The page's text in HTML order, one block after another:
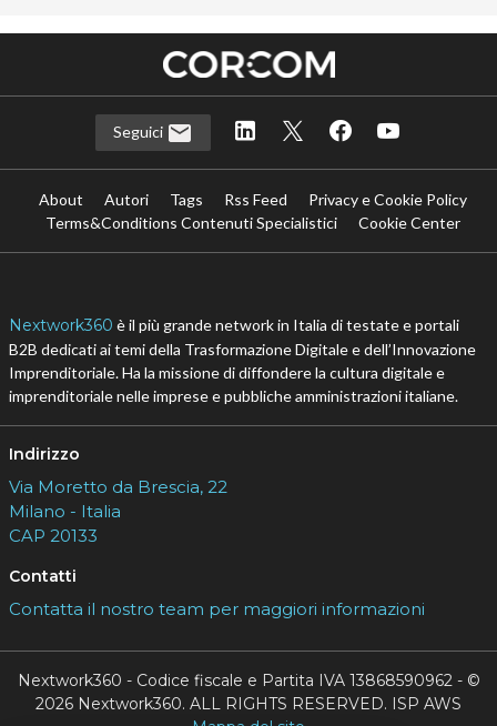
Seguici
About Autori Tags Rss Feed
Privacy e Cookie Policy
Terms&Conditions Contenuti Specialistici
Cookie Center
Nextwork360 è il più grande network in Italia di testate e portali
B2B dedicati ai temi della Trasformazione Digitale e dell’Innovazione
Imprenditoriale. Ha la missione di diffondere la cultura digitale e
imprenditoriale nelle imprese e pubbliche amministrazioni italiane.
Indirizzo
Via Moretto da Brescia, 22
Milano - Italia
CAP 20133
Contatti
Contatta il nostro team per maggiori informazioni
Nextwork360 - Codice fiscale e Partita IVA 13868590962 - ©
2026 Nextwork360. ALL RIGHTS RESERVED. ISP AWS